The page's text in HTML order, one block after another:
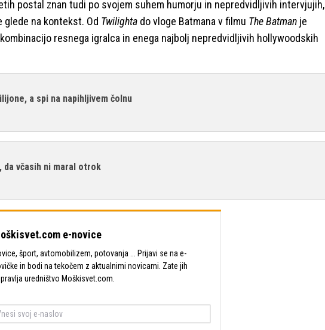
postal znan tudi po svojem suhem humorju in nepredvidljivih intervjujih,
na kontekst. Od Twilighta do vloge Batmana v filmu The Batman je
resnega igralca in enega najbolj nepredvidljivih hollywoodskih
a spi na napihljivem čolnu
da včasih ni maral otrok
e-novice
šport, avtomobilizem, potovanja ... Prijavi se na e-
in bodi na tekočem z aktualnimi novicami. Zate jih
uredništvo Moškisvet.com.